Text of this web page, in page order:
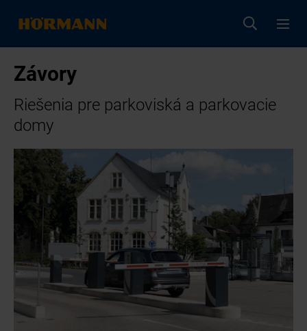
Závory
Riešenia pre parkoviská a parkovacie
domy